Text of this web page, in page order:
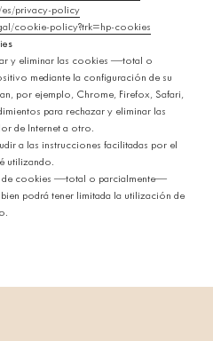
privacy-policy
cookie-policy?trk=hp-cookies
y eliminar las cookies —total o
mediante la configuración de su
por ejemplo, Chrome, Firefox, Safari,
para rechazar y eliminar las
de Internet a otro.
a las instrucciones facilitadas por el
utilizando.
de cookies —total o parcialmente—
podrá tener limitada la utilización de